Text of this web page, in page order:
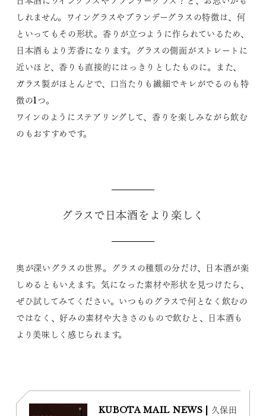
しれません。ワイングラスやブランデーグラスの特徴は、何
といってもその形状。香りが立つように作られているため、
日本酒もより芳香になります。グラスの側面がストレートに
近いほど、香りも直接的にはっきりとしたものに。また、
ガラス製がほとんどで、口当たりも繊細でキレがでるのも特
徴の1つ。
ワインのようにステアリングして、香りを楽しみながら飲む
のもおすすめです。
グラスで日本酒をより楽しく
奥が深いグラスの世界。グラスの種類の分だけ、日本酒が楽
しめるともいえます。気になった素材や形状を見つけたら、
ぜひ試してみてください。いつものグラスで何となく飲むの
ではなく、好みの素材や大きさのもので飲むと、日本酒も
より美味しく感じられます。
KUBOTA MAIL NEWS | 久保田